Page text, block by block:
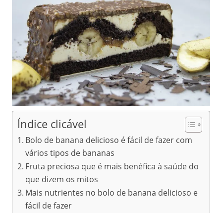
Índice clicável
Bolo de banana delicioso é fácil de fazer com
vários tipos de bananas
Fruta preciosa que é mais benéfica à saúde do
que dizem os mitos
Mais nutrientes no bolo de banana delicioso e
fácil de fazer